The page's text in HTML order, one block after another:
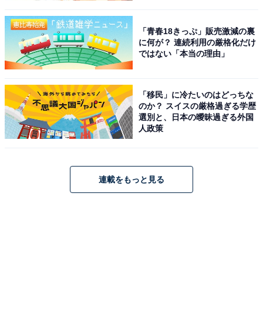
「青春18きっぷ」販売激減の裏
に何が？ 連続利用の厳格化だけ
ではない「本当の理由」
「移民」に冷たいのはどっちな
のか？ スイスの厳格過ぎる学歴
選別と、日本の曖昧過ぎる外国
人政策
連載をもっと見る